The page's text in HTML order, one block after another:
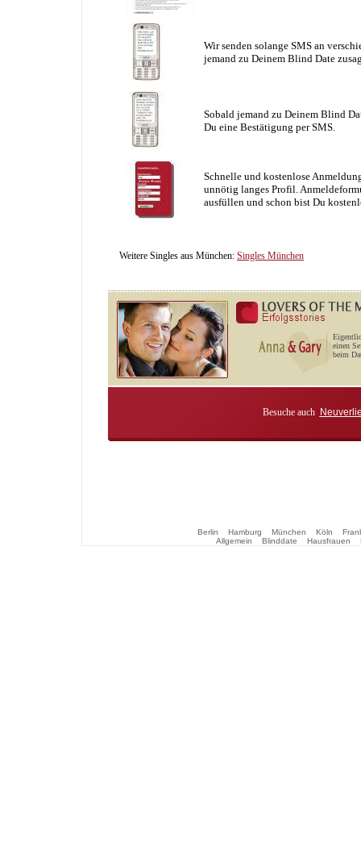
Wir senden solange SMS an
jemand zu Deinem Blind Date
Sobald jemand zu Deinem Blind
Du eine Bestätigung per SMS.
Schnelle und kostenlose
unnötig langes Profil.
ausfüllen und schon bist Du
Weitere Singles aus München: Singles München
einen
beim
Besuche auch
Berlin Hamburg München Köln
Allgemein
Blinddate Hausfrauen